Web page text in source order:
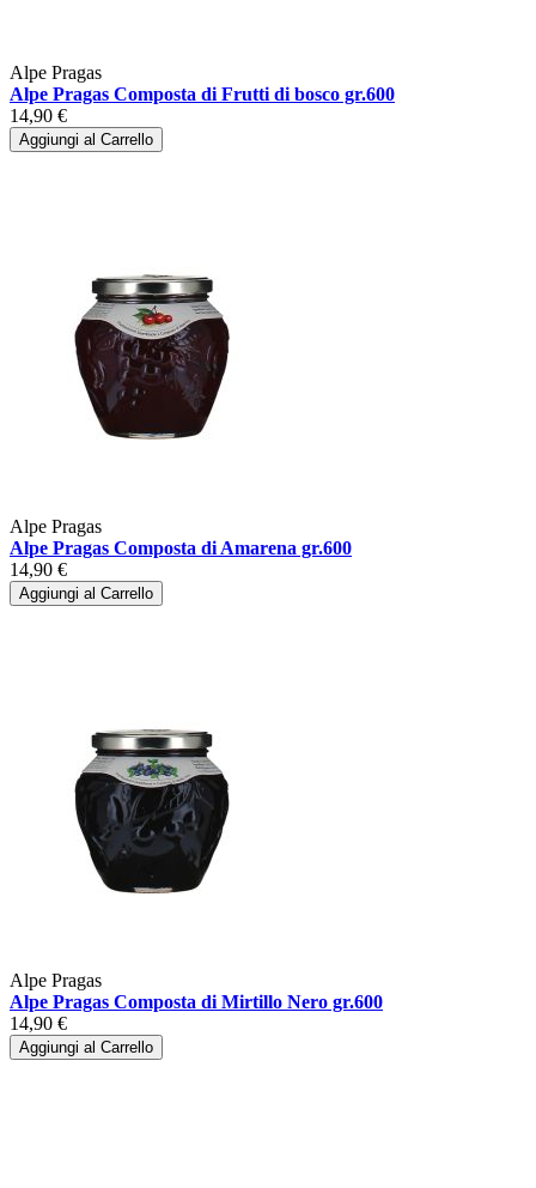
Alpe Pragas
Alpe Pragas Composta di Frutti di bosco gr.600
14,90 €
Aggiungi al Carrello
Alpe Pragas
Alpe Pragas Composta di Amarena gr.600
14,90 €
Aggiungi al Carrello
Alpe Pragas
Alpe Pragas Composta di Mirtillo Nero gr.600
14,90 €
Aggiungi al Carrello